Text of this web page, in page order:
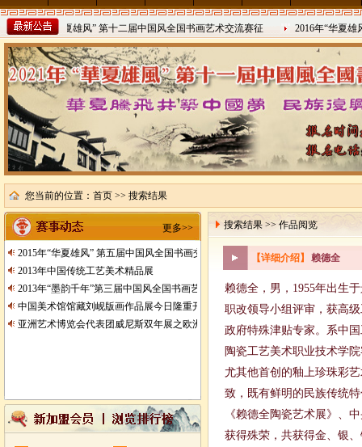
2022年“华夏雄风” 第十二届中国风全国书画艺术交流赛征
2021/8/15
2016年“华夏雄
2016/8/27
您当前的位置： 首页 >> 搜索结果
更多>>
2015年“华夏雄风” 第五届中国风全国书画交流赛暨纪念抗日战争胜利70周年书画
2013年中国传统工艺美术精品展
2013年“墨韵千年”第三届中国风全国书画艺术交流赛征稿
中国美术馆馆藏刘岘版画作品展今日隆重开展
亚洲艺术博览会代表团威尼斯双年展之欧洲行
搜索结果 >> 作品阅览
【详细介绍】 赖德全
赖德全，男，1955年出生
职改领导小组评审，获高
政府特殊津贴专家。系中
陶瓷工艺美术职业技术学
尤其他首创的釉上珍珠彩
致，既有鲜明的民族传统
《赖德全陶瓷艺术展》、
获得殊荣，共获得金、银